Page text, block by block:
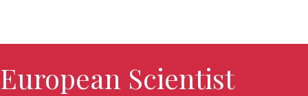
European Scientist